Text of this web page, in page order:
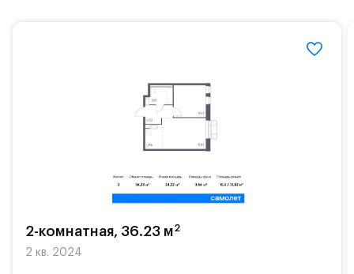
Расположение позволяет вести здоровый образ
жизни и регулярно заниматься спортом, как на
свежем воздухе, так и в спортзале. Для комфортной
жизни есть вся необходимая инфраструктура.
На территории квартала возведут детский сад и
школу. Также для наиболее одарённых детей есть
«Жуковка».
2-комнатная, 36.23 м2
2 кв. 2024